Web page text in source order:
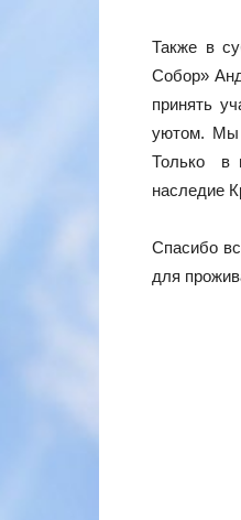
Также в
Собор»
принять
уютом. Мы
Только в
наследие
Спасибо
для